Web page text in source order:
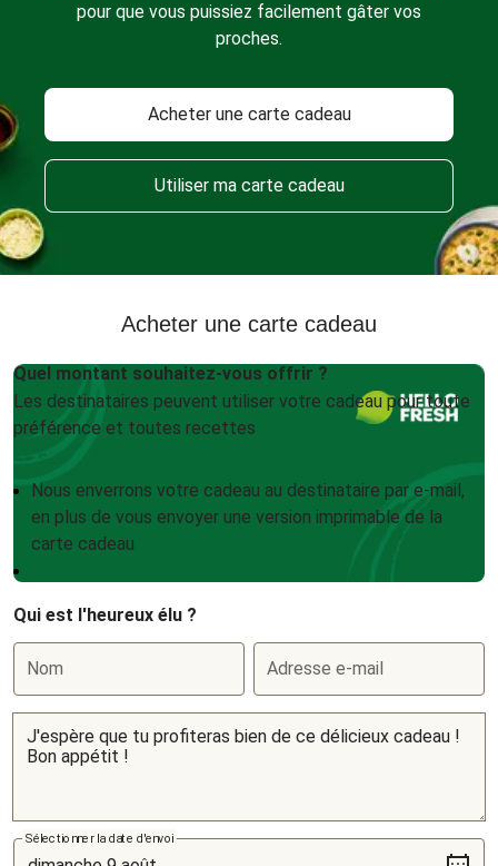
pour que vous puissiez facilement gâter vos
proches.
Acheter une carte cadeau
Utiliser ma carte cadeau
Acheter une carte cadeau
Quel montant souhaitez-vous offrir ?
Les destinataires peuvent utiliser votre cadeau pour toute
préférence et toutes recettes
Nous enverrons votre cadeau au destinataire par e-mail,
en plus de vous envoyer une version imprimable de la
carte cadeau
Qui est l'heureux élu ?
Nom Adresse e-mail
Sélectionner la date d'envoi